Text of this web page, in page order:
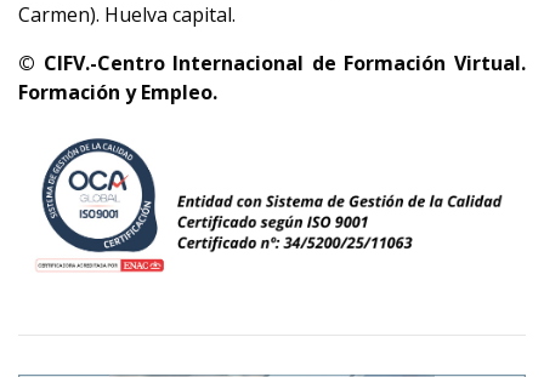
Carmen). Huelva capital.
© CIFV.-Centro Internacional de Formación Virtual.
Formación y Empleo.